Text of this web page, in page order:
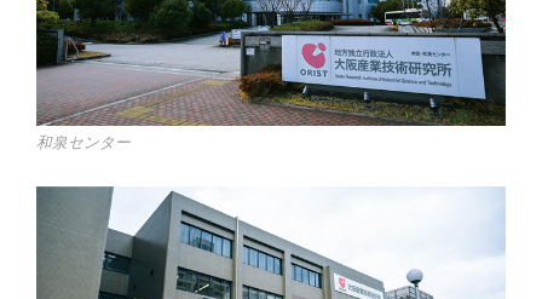
和泉センター